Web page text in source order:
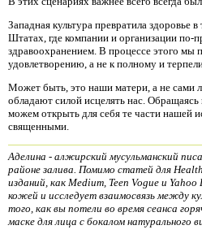
Западная культура превратила здоровье
Штатах, где компании и организации по-
здравоохранением. В процессе этого мы
удовлетворению, а не к полному и
Может быть, это наши матери, а не сами
обладают силой исцелять нас.
можем открыть для себя те части нашей
священными.
Аделина - алжирский мусульманский
районе залива. Помимо статей для
изданий, как Medium, Teen Vogue и
кожей и исследует взаимосвязь между
того, как вы потели во время сеанса
маске для лица с бокалом натурального